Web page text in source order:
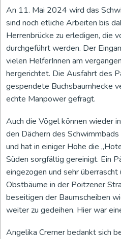
An 11. Mai 2024 wird das
sind noch etliche Arbeiten bis
Herrenbrücke zu erledigen, die
durchgeführt werden. Der
vielen HelferInnen am
hergerichtet. Die Ausfahrt des
gespendete Buchsbaumhecke
echte Manpower gefragt.
Auch die Vögel können wieder
den Dächern des
und hat in einiger Höhe die
Süden sorgfältig gereinigt. Ein
eingezogen und sehr
Obstbäume in der Poitzener
beseitigen der Baumscheiben
weiter zu gedeihen. Hier war
Angelika Cremer bedankt sich